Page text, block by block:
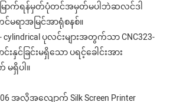
ောက်ရန်မှတ်ပုံတင်အမှတ်မပါဘဲဆလင်ဒါ
ရာအမြင်အာရုံစနစ်။
ပုလင်းများအတွက်သာ CNC323-
းနှင်ခြင်းမရှိသော ပရင့်ခေါင်းအား
ရှိပါ။